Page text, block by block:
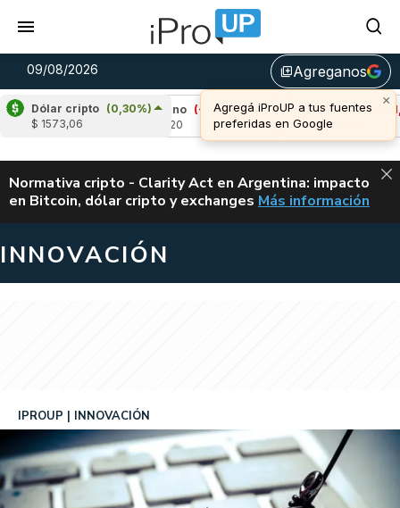
09/08/2026 library_addAgreganos
×
Agregá iProUP a tus fuentes
preferidas en Google
Dólar cripto (0,30%)
$ 1573,06
Cardano
(-2,11%)
Avalanche (-
u$s 6,47
ALERTA
Normativa cripto - Clarity Act en Argentina: impacto
en Bitcoin, dólar cripto y exchanges CLARITY ACT EN
Más información
INNOVACIÓN
IPROUP INNOVACIÓN